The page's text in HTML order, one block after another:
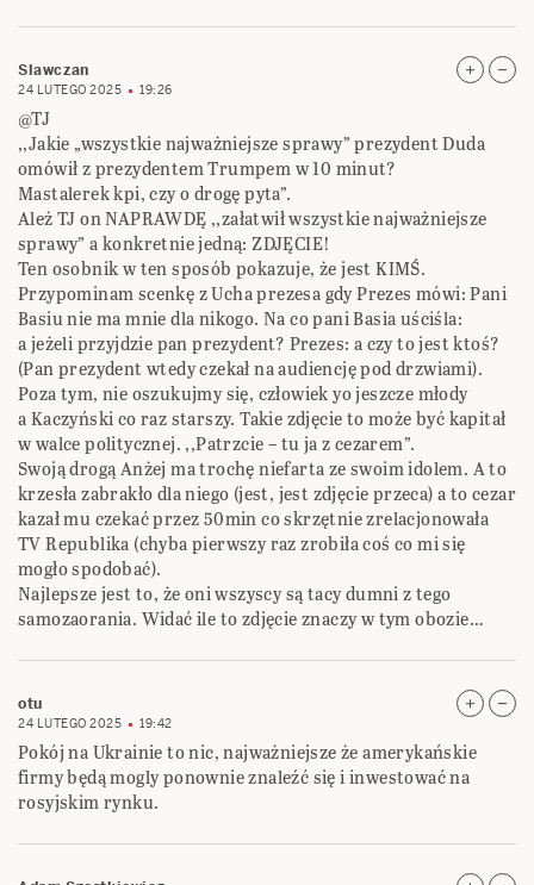
Slawczan
24 LUTEGO 2025 19:26
@TJ
,,Jakie „wszystkie najważniejsze sprawy” prezydent Duda
omówił z prezydentem Trumpem w 10 minut?
Mastalerek kpi, czy o drogę pyta”.
Ależ TJ on NAPRAWDĘ ,,załatwił wszystkie najważniejsze
sprawy” a konkretnie jedną: ZDJĘCIE!
Ten osobnik w ten sposób pokazuje, że jest KIMŚ.
Przypominam scenkę z Ucha prezesa gdy Prezes mówi: Pani
Basiu nie ma mnie dla nikogo. Na co pani Basia uściśla:
a jeżeli przyjdzie pan prezydent? Prezes: a czy to jest ktoś?
(Pan prezydent wtedy czekał na audiencję pod drzwiami).
Poza tym, nie oszukujmy się, człowiek yo jeszcze młody
a Kaczyński co raz starszy. Takie zdjęcie to może być kapitał
w walce politycznej. ,,Patrzcie – tu ja z cezarem”.
Swoją drogą Anżej ma trochę niefarta ze swoim idolem. A to
krzesła zabrakło dla niego (jest, jest zdjęcie przeca) a to cezar
kazał mu czekać przez 50min co skrzętnie zrelacjonowała
TV Republika (chyba pierwszy raz zrobiła coś co mi się
mogło spodobać).
Najlepsze jest to, że oni wszyscy są tacy dumni z tego
samozaorania. Widać ile to zdjęcie znaczy w tym obozie…
otu
24 LUTEGO 2025 19:42
Pokój na Ukrainie to nic, najważniejsze że amerykańskie
firmy będą mogly ponownie znaleźć się i inwestować na
rosyjskim rynku.